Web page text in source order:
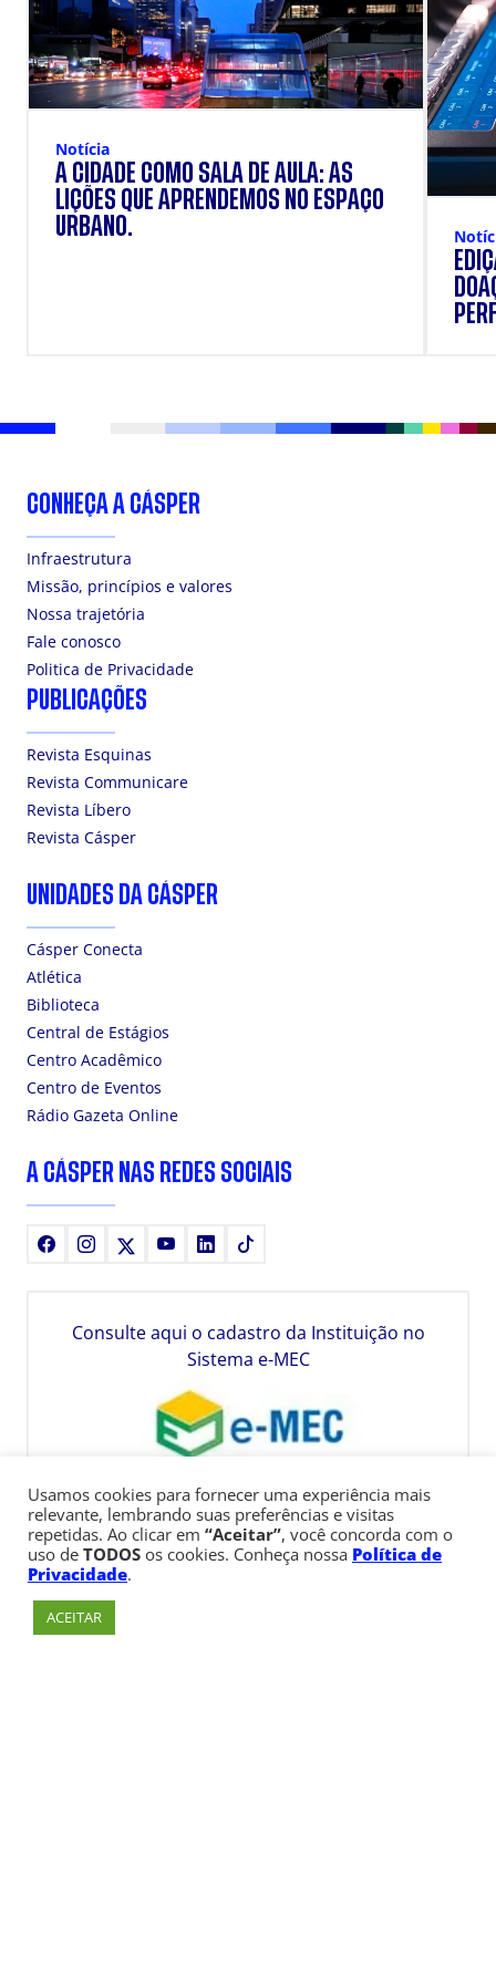
Notícia
A CIDADE COMO SALA DE AULA: AS
LIÇÕES QUE APRENDEMOS NO ESPAÇO
URBANO.
CONHEÇA A CÁSPER
Infraestrutura
Missão, princípios e valores
Nossa trajetória
Fale conosco
Politica de Privacidade
PUBLICAÇÕES
Revista Esquinas
Revista Communicare
Revista Líbero
Revista Cásper
UNIDADES DA CÁSPER
Cásper Conecta
Atlética
Biblioteca
Central de Estágios
Centro Acadêmico
Centro de Eventos
Rádio Gazeta Online
A CÁSPER NAS REDES SOCIAIS
FacebookInstagram YoutubeLinkedIn
Consulte aqui o cadastro da Instituição no
Sistema e-MEC
Usamos cookies para fornecer uma experiência mais
relevante, lembrando suas preferências e visitas
repetidas. Ao clicar em “Aceitar”, você concorda com o
uso de TODOS os cookies. Conheça nossa Política de
Privacidade.
ACEITAR